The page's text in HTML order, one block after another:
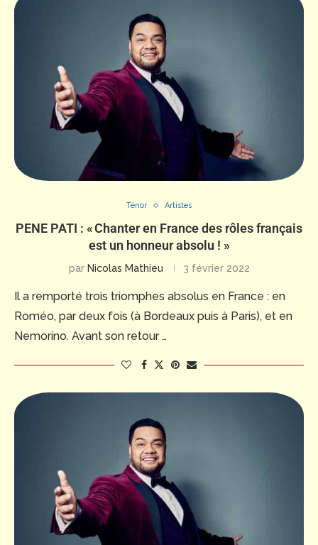
Ténor Artistes
PENE PATI : « Chanter en France des rôles français
est un honneur absolu ! »
par Nicolas Mathieu 3 février 2022
Il a remporté trois triomphes absolus en France : en
Roméo, par deux fois (à Bordeaux puis à Paris), et en
Nemorino. Avant son retour …